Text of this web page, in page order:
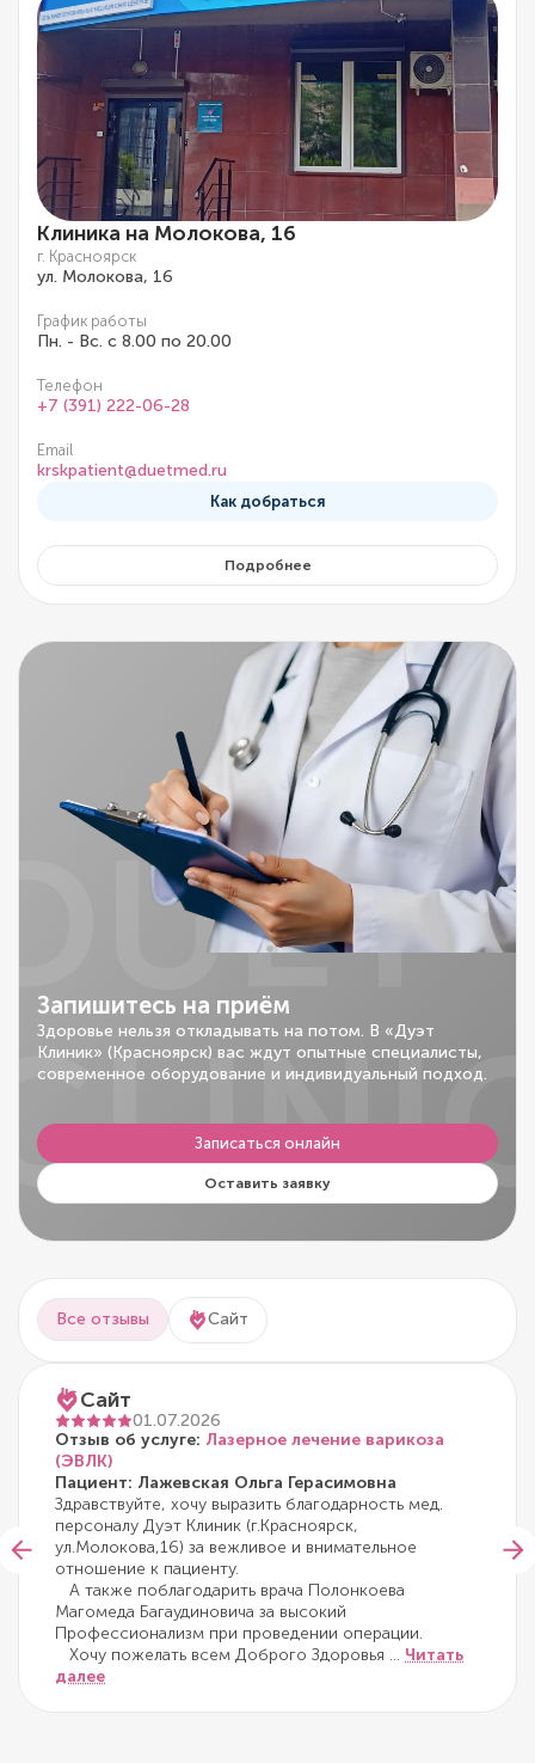
Клиника на Молокова, 16
г. Красноярск
ул. Молокова, 16
График работы
Пн. - Вс. с 8.00 по 20.00
Телефон
+7 (391) 222-06-28
Email
krskpatient@duetmed.ru
Как добраться
Подробнее
Запишитесь на приём
Здоровье нельзя откладывать на потом. В «Дуэт
Клиник» (Красноярск) вас ждут опытные специалисты,
современное оборудование и индивидуальный подход.
Записаться онлайн
Оставить заявку
Все отзывы Сайт
Сайт
01.07.2026
Отзыв об услуге: Лазерное лечение варикоза
(ЭВЛК)
Пациент: Лажевская Ольга Герасимовна
Здравствуйте, хочу выразить благодарность мед.
персоналу Дуэт Клиник (г.Красноярск,
ул.Молокова,16) за вежливое и внимательное
отношение к пациенту.
А также поблагодарить врача Полонкоева
Магомеда Багаудиновича за высокий
Профессионализм при проведении операции.
Хочу пожелать всем Доброго Здоровья ... Читать
далее